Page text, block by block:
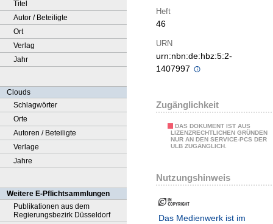
Titel
Autor / Beteiligte
Ort
Verlag
Jahr
Clouds
Schlagwörter
Orte
Autoren / Beteiligte
Verlage
Jahre
Weitere E-Pflichtsammlungen
Publikationen aus dem
Regierungsbezirk Düsseldorf
Heft
46
URN
urn:nbn:de:hbz:5:2-
1407997
Zugänglichkeit
DAS DOKUMENT IST AUS
LIZENZRECHTLICHEN GRÜNDEN
NUR AN DEN SERVICE-PCS DER
ULB ZUGÄNGLICH.
Nutzungshinweis
Das Medienwerk ist im